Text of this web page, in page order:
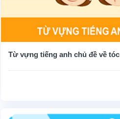
Từ vựng tiếng anh chủ đề về tóc